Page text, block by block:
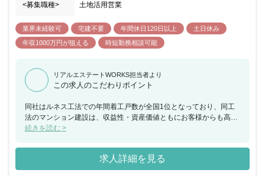
<募集職種> 土地活用営業
業界未経験可 宅建不要 年間休日120日以上
土日休み
年収1000万円が狙える
時短勤務相談可能
リアルエステートWORKS担当者より
この求人のこだわりポイント
同社はルネス工法での年間着工戸数が全国1位となっており、同工
法のマンション建設は、収益性・資産価値ともにお客様からも高い
評価を獲得しています。 業務屈指の福利厚生・ワークライフバラン
事」と「私生活」を充実させるべく制度を整えています。 信和グル
ープとしての安定した経営基盤があり、男女問わず安定的・長期的
な就業を実現することが可能です。
続きを読む >
求人詳細を見る